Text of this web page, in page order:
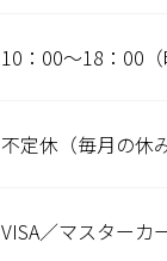
10：00～18：00（
不定休（毎月の休
VISA／マスターカ